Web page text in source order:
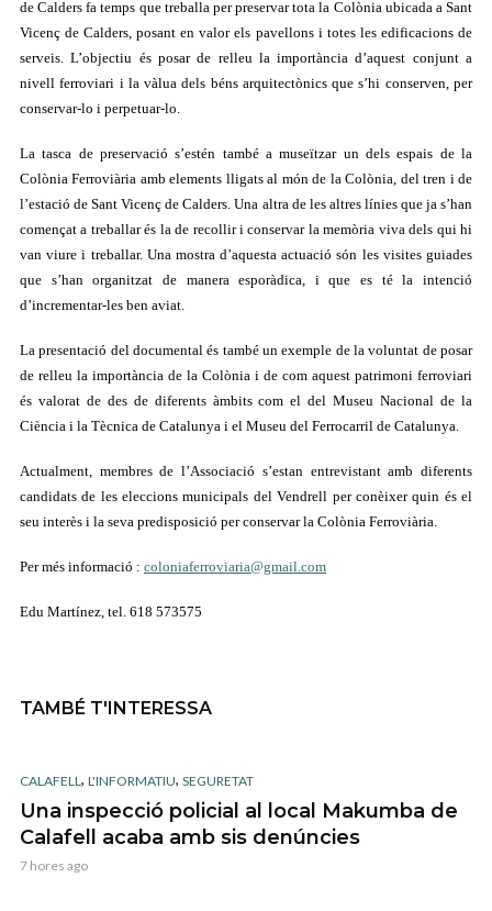
de Calders fa temps que treballa per preservar tota la Colònia ubicada a Sant
Vicenç de Calders, posant en valor els pavellons i totes les edificacions de
serveis. L’objectiu és posar de relleu la importància d’aquest conjunt a
nivell ferroviari i la vàlua dels béns arquitectònics que s’hi conserven, per
conservar-lo i perpetuar-lo.
La tasca de preservació s’estén també a museïtzar un dels espais de la
Colònia Ferroviària amb elements lligats al món de la Colònia, del tren i de
l’estació de Sant Vicenç de Calders. Una altra de les altres línies que ja s’han
començat a treballar és la de recollir i conservar la memòria viva dels qui hi
van viure i treballar. Una mostra d’aquesta actuació són les visites guiades
que s’han organitzat de manera esporàdica, i que es té la intenció
d’incrementar-les ben aviat.
La presentació del documental és també un exemple de la voluntat de posar
de relleu la importància de la Colònia i de com aquest patrimoni ferroviari
és valorat de des de diferents àmbits com el del Museu Nacional de la
Ciència i la Tècnica de Catalunya i el Museu del Ferrocarril de Catalunya.
Actualment, membres de l’Associació s’estan entrevistant amb diferents
candidats de les eleccions municipals del Vendrell per conèixer quin és el
seu interès i la seva predisposició per conservar la Colònia Ferroviària.
Per més informació : coloniaferroviaria@gmail.com
Edu Martínez, tel. 618 573575
TAMBÉ T'INTERESSA
CALAFELL , L'INFORMATIU, SEGURETAT
Una inspecció policial al local Makumba de
Calafell acaba amb sis denúncies
7 hores ago